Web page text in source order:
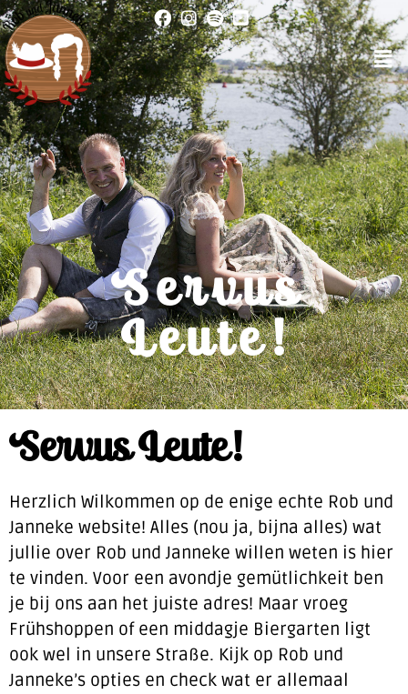
S e r v u s
L e u t e !
Servus Leute!
Herzlich Wilkommen op de enige echte Rob und
Janneke website! Alles (nou ja, bijna alles) wat
jullie over Rob und Janneke willen weten is hier
te vinden. Voor een avondje gemütlichkeit ben
je bij ons aan het juiste adres! Maar vroeg
Frühshoppen of een middagje Biergarten ligt
ook wel in unsere Straße. Kijk op Rob und
Janneke’s opties en check wat er allemaal